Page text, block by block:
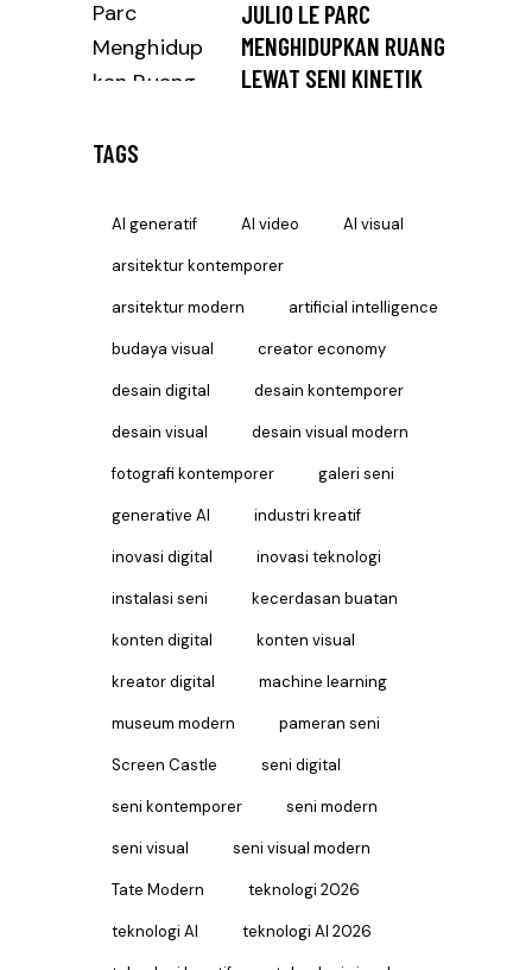
JULIO LE PARC
MENGHIDUPKAN RUANG
LEWAT SENI KINETIK
TAGS
AI generatif AI video AI visual
arsitektur kontemporer
arsitektur modern artificial intelligence
budaya visual creator economy
desain digital desain kontemporer
desain visual desain visual modern
fotografi kontemporer galeri seni
generative AI industri kreatif
inovasi digital inovasi teknologi
instalasi seni kecerdasan buatan
konten digital konten visual
kreator digital machine learning
museum modern pameran seni
Screen Castle seni digital
seni kontemporer seni modern
seni visual seni visual modern
Tate Modern teknologi 2026
teknologi AI teknologi AI 2026